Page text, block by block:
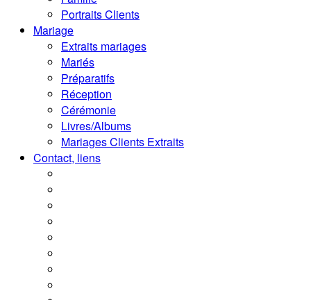
Portraits Clients
Mariage
Extraits mariages
Mariés
Préparatifs
Réception
Cérémonie
Livres/Albums
Mariages Clients Extraits
Contact, liens